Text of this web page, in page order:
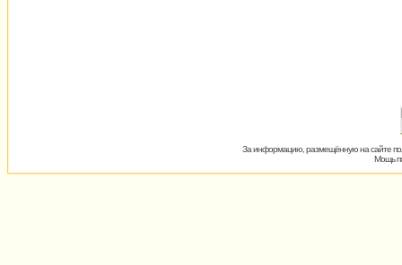
За информацию, размещённую на сайте
Мощь